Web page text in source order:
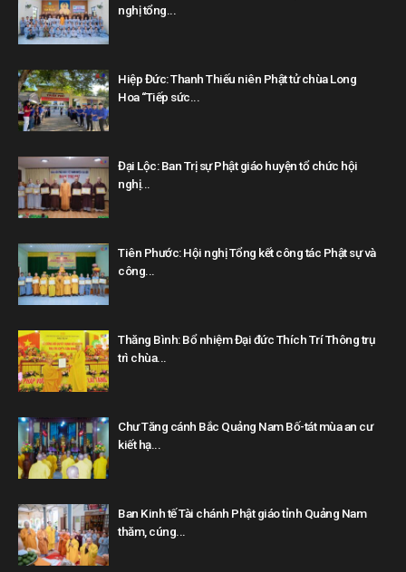
nghị tổng...
Hiệp Đức: Thanh Thiếu niên Phật tử chùa Long
Hoa “Tiếp sức...
Đại Lộc: Ban Trị sự Phật giáo huyện tổ chức hội
nghị...
Tiên Phước: Hội nghị Tổng kết công tác Phật sự và
công...
Thăng Bình: Bổ nhiệm Đại đức Thích Trí Thông trụ
trì chùa...
Chư Tăng cánh Bắc Quảng Nam Bố-tát mùa an cư
kiết hạ...
Ban Kinh tế Tài chánh Phật giáo tỉnh Quảng Nam
thăm, cúng...